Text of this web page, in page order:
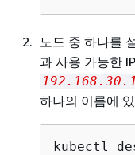
노드 중 하나를
과 사용 가능한
하나의 이름에
kubectl